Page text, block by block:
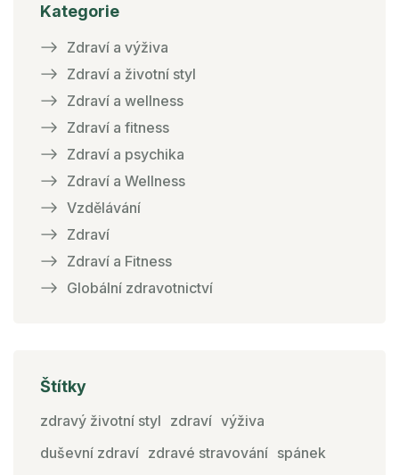
Kategorie
Zdraví a výživa
Zdraví a životní styl
Zdraví a wellness
Zdraví a fitness
Zdraví a psychika
Zdraví a Wellness
Vzdělávání
Zdraví
Zdraví a Fitness
Globální zdravotnictví
Štítky
zdravý životní styl zdraví výživa
duševní zdraví zdravé stravování spánek